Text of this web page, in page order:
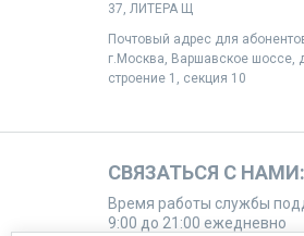
37, ЛИТЕРА Щ
Почтовый адрес для
г.Москва, Варшавское шоссе,
строение 1, секция 10
СВЯЗАТЬСЯ С НАМИ:
Время работы службы
9:00 до 21:00 ежедневно